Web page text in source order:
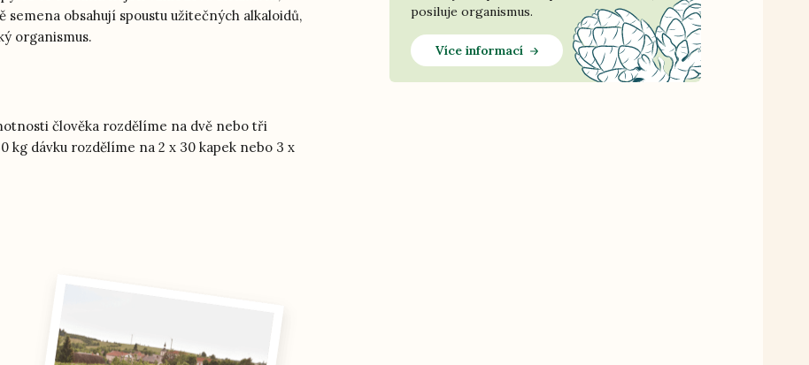
obsahují spoustu užitečných alkaloidů,
organismus.
člověka rozdělíme na dvě nebo tři
dávku rozdělíme na 2 x 30 kapek nebo 3 x
posiluje organismus.
Více informací